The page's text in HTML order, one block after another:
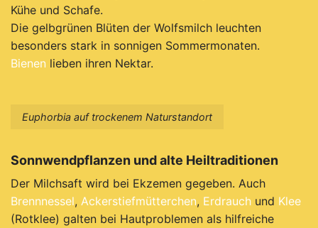
Kühe und Schafe.
Die gelbgrünen Blüten der Wolfsmilch leuchten
besonders stark in sonnigen Sommermonaten.
Bienen lieben ihren Nektar.
Euphorbia auf trockenem Naturstandort
Sonnwendpflanzen und alte Heiltraditionen
Der Milchsaft wird bei Ekzemen gegeben. Auch
Brennnessel, Ackerstiefmütterchen, Erdrauch und Klee
(Rotklee) galten bei Hautproblemen als hilfreiche